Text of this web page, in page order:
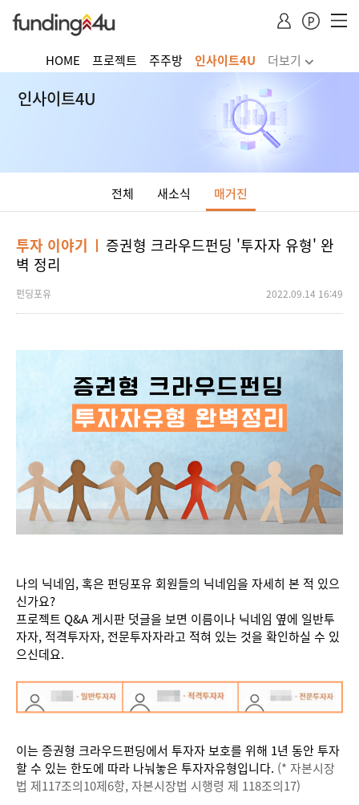
HOME 프로젝트 주주방 인사이트4U
더보기
주식거래
청약·소득공제 안내
인사이트4U
전체 새소식 매거진
투자 이야기
증권형 크라우드펀딩 '투자자 유형' 완
벽 정리
펀딩포유 2022.09.14 16:49
나의 닉네임, 혹은 펀딩포유 회원들의 닉네임을 자세히 본 적 있으
신가요?
프로젝트 Q&A 게시판 덧글을 보면 이름이나 닉네임 옆에 일반투
자자, 적격투자자, 전문투자자라고 적혀 있는 것을 확인하실 수 있
으신데요.
이는 증권형 크라우드펀딩에서 투자자 보호를 위해 1년 동안 투자
할 수 있는 한도에 따라 나눠놓은 투자자유형입니다. (* 자본시장
법 제117조의10제6항, 자본시장법 시행령 제 118조의17)